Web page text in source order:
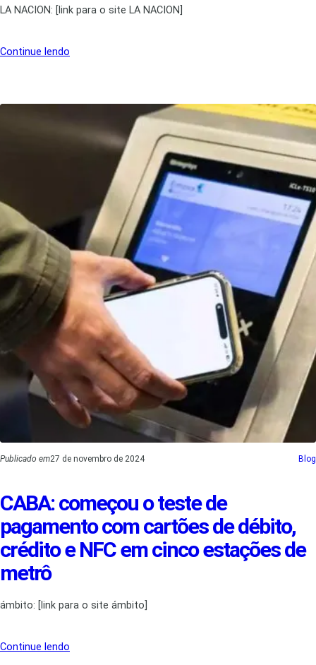
LA NACION: [link para o site LA NACION]
Continue lendo
Publicado em27 de novembro de 2024 Blog
CABA: começou o teste de
pagamento com cartões de débito,
crédito e NFC em cinco estações de
metrô
ámbito: [link para o site ámbito]
Continue lendo